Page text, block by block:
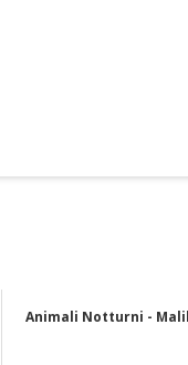
Animali Notturni -